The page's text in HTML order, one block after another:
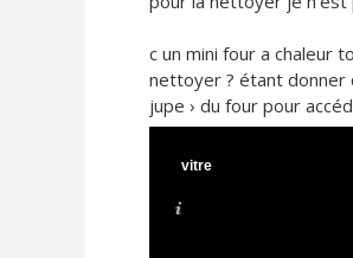
c un mini four a chaleur
nettoyer ? étant donner
jupe › du four pour
vitre